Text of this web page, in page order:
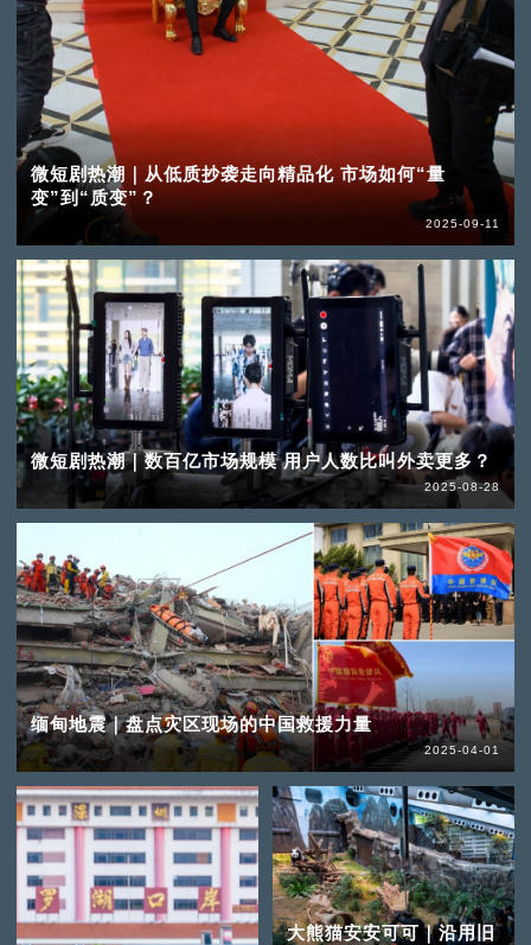
微短剧热潮｜从低质抄袭走向精品化 市场如何“量
变”到“质变”？
2025-09-11
微短剧热潮｜数百亿市场规模 用户人数比叫外卖更多？
2025-08-28
缅甸地震｜盘点灾区现场的中国救援力量
2025-04-01
大熊猫安安可可｜沿用旧